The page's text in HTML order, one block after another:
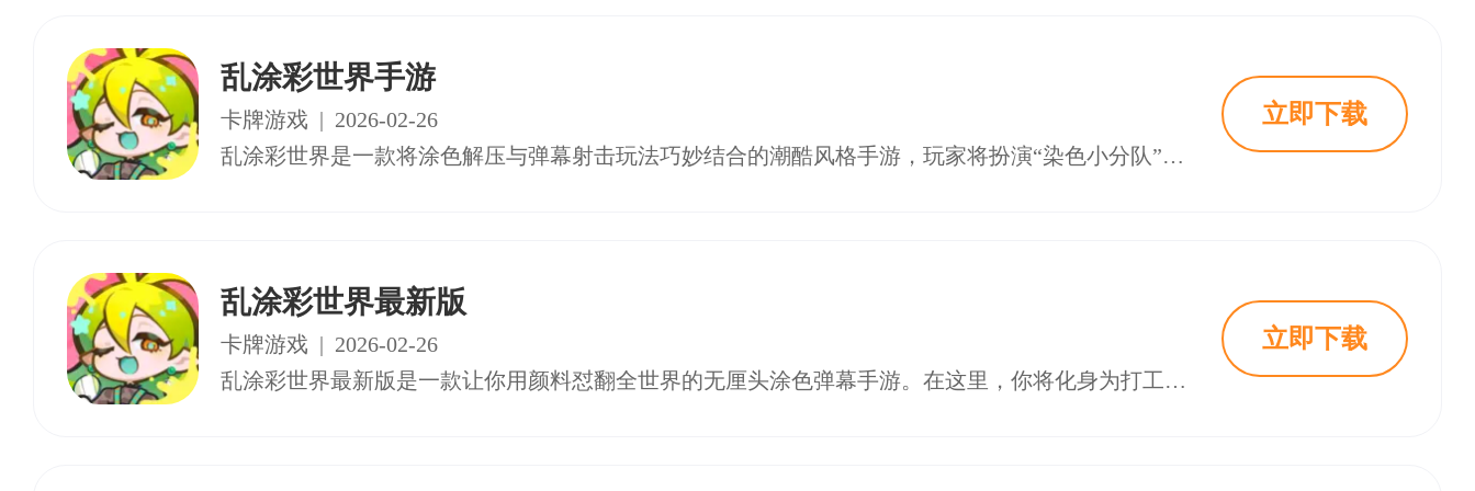
乱涂彩世界手游
卡牌游戏 | 2026-02-26
乱涂彩世界是一款将涂色解压与弹幕射击玩法巧妙结合的潮酷风格手游，玩家将扮演“染色小分队”的一员，与性格各异的“不正经”神明娘们并肩作战，通过滑动手指为被外星人入侵的黑白世界重新找回缤纷色彩。
立即下载
乱涂彩世界最新版
卡牌游戏 | 2026-02-26
乱涂彩世界最新版是一款让你用颜料怼翻全世界的无厘头涂色弹幕手游。在这里，你将化身为打工恶魔，与一群不按套路出牌的神明娘组成“染色小分队”，面对被外星人入侵而失色的地球。
立即下载